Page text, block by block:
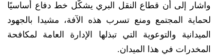
واشار إلى أن قطاع النقل البري يشكّل خط دفاع أساسيًا
لحماية المجتمع ومنع تسرب هذه الآفة، مشيدا بالجهود
الميدانية والتوعوية التي تبذلها الإدارة العامة لمكافحة
المخدرات في هذا الميدان.